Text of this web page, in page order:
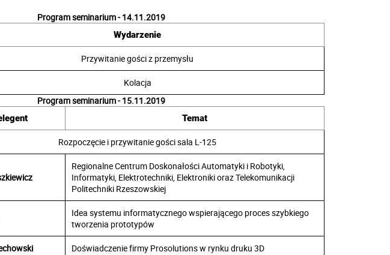
Program seminarium - 14.11.2019
Wydarzenie
Przywitanie gości z przemysłu
Kolacja
Program seminarium - 15.11.2019
Temat
Rozpoczęcie i przywitanie gości sala L-125
Regionalne Centrum Doskonałości Automatyki i Robotyki,
Informatyki, Elektrotechniki, Elektroniki oraz Telekomunikacji
Politechniki Rzeszowskiej
Idea systemu informatycznego wspierającego proces szybkiego
tworzenia prototypów
Doświadczenie firmy Prosolutions w rynku druku 3D